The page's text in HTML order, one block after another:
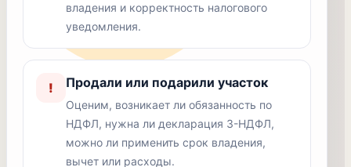
владения и корректность налогового
уведомления.
! Продали или подарили участок
Оценим, возникает ли обязанность по
НДФЛ, нужна ли декларация 3-НДФЛ,
можно ли применить срок владения,
вычет или расходы.